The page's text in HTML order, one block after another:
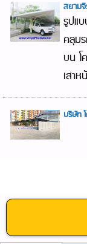
สยาม
รูปแบ
คลุม
บน โ
เสาห
บริษัท